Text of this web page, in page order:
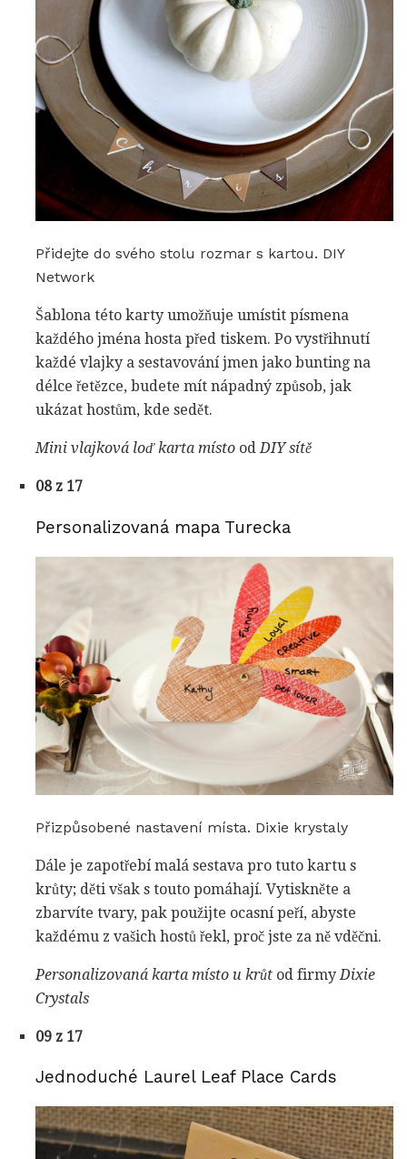
Přidejte do svého stolu rozmar s kartou. DIY
Network
Šablona této karty umožňuje umístit písmena
každého jména hosta před tiskem. Po vystřihnutí
každé vlajky a sestavování jmen jako bunting na
délce řetězce, budete mít nápadný způsob, jak
ukázat hostům, kde sedět.
Mini vlajková loď karta místo odDIY sítě
08 z 17
Personalizovaná mapa Turecka
Přizpůsobené nastavení místa. Dixie krystaly
Dále je zapotřebí malá sestava pro tuto kartu s
krůty; děti však s touto pomáhají. Vytiskněte a
zbarvíte tvary, pak použijte ocasní peří, abyste
každému z vašich hostů řekl, proč jste za ně vděčni.
Personalizovaná karta místo u krůt od firmy Dixie
Crystals
09 z 17
Jednoduché Laurel Leaf Place Cards